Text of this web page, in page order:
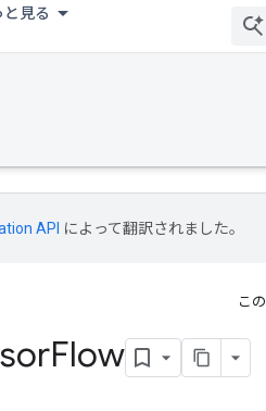
と見る
API によって翻訳されました。
こ
Flow